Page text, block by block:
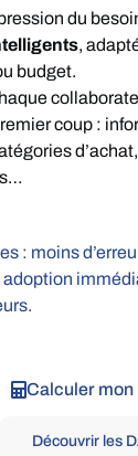
du
,
budget.
coup :
: moins
adoption
Calculer mon
Découvrir les